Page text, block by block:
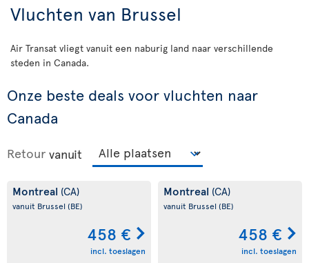
Vluchten van Brussel
Air Transat vliegt vanuit een naburig land naar verschillende
steden in Canada.
Onze beste deals voor vluchten naar
Canada
Retour vanuit
Montreal (CA)
vanuit Brussel (BE)
458 €
incl. toeslagen
Montreal (CA)
vanuit Brussel (BE)
458 €
incl. toeslagen